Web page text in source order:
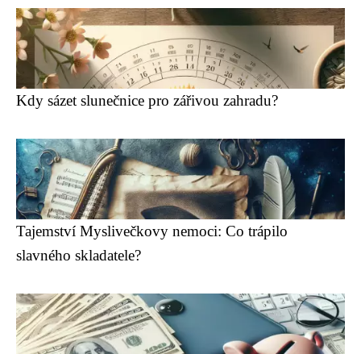
Kdy sázet slunečnice pro zářivou zahradu?
Tajemství Myslivečkovy nemoci: Co trápilo
slavného skladatele?